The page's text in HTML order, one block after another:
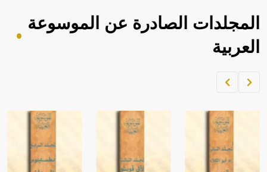
المجلدات الصادرة عن الموسوعة
العربية